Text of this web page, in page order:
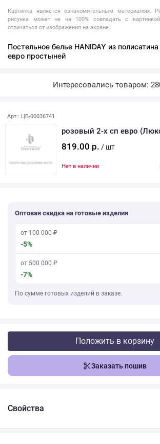
Картинка является ознакомительным материалом.
рисунка может не на 100% совпадать с
отличаться от изображения на экране.
Постельное белье HANIDAY из
евро простыней
Интересовались товаром:
Арт.: ЦБ-00036741
розовый 2-х сп евро
819.00 р. / шт
Нет в наличии
Оптовая скидка на готовые изделия
от 100 000 ₽
-5%
от 500 000 ₽
-7%
По сумме готовых изделий в заказе.
Положить в корзину
Заказать пошив
Свойства